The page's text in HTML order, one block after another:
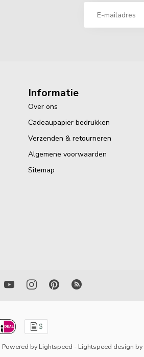
Informatie
Over ons
Cadeaupapier bedrukken
Verzenden & retourneren
Algemene voorwaarden
Sitemap
Powered byLightspeed - Lightspeed design by